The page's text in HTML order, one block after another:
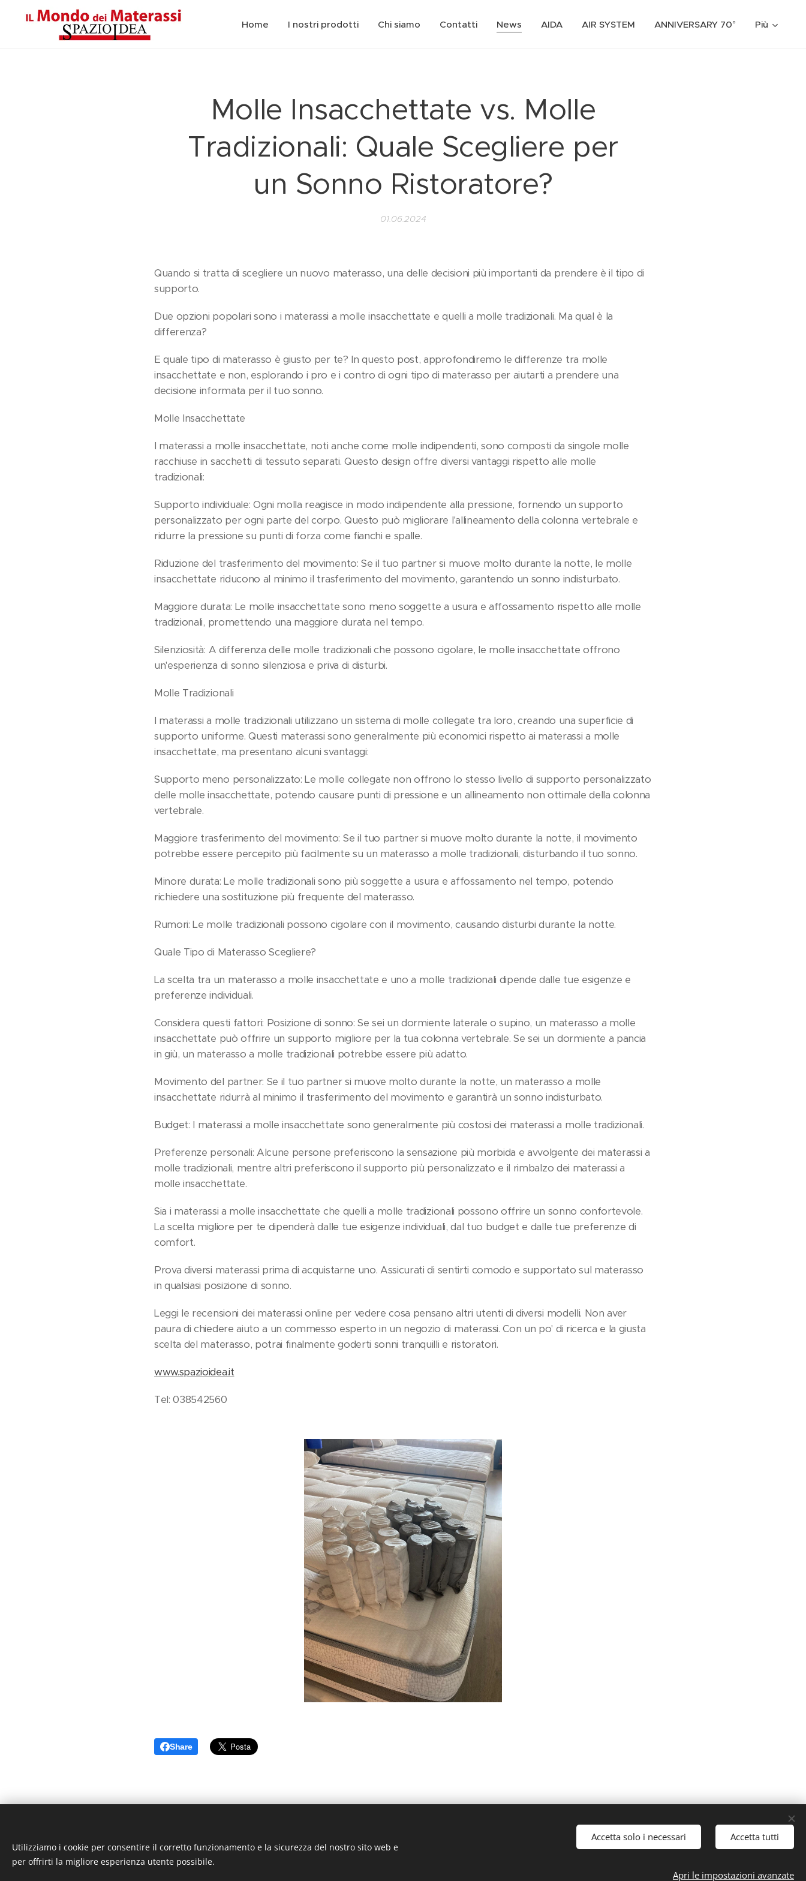
Home I nostri prodotti Chi siamo Contatti News AIDA AIR SYSTEM ANNIVERSARY 70° Più
Molle Insacchettate vs. Molle
Tradizionali: Quale Scegliere per
un Sonno Ristoratore?
01.06.2024
Quando si tratta di scegliere un nuovo materasso, una delle decisioni più importanti da prendere è il tipo di
supporto.
Due opzioni popolari sono i materassi a molle insacchettate e quelli a molle tradizionali. Ma qual è la
differenza?
E quale tipo di materasso è giusto per te? In questo post, approfondiremo le differenze tra molle
insacchettate e non, esplorando i pro e i contro di ogni tipo di materasso per aiutarti a prendere una
decisione informata per il tuo sonno.
Molle Insacchettate
I materassi a molle insacchettate, noti anche come molle indipendenti, sono composti da singole molle
racchiuse in sacchetti di tessuto separati. Questo design offre diversi vantaggi rispetto alle molle
tradizionali:
Supporto individuale: Ogni molla reagisce in modo indipendente alla pressione, fornendo un supporto
personalizzato per ogni parte del corpo. Questo può migliorare l'allineamento della colonna vertebrale e
ridurre la pressione su punti di forza come fianchi e spalle.
Riduzione del trasferimento del movimento: Se il tuo partner si muove molto durante la notte, le molle
insacchettate riducono al minimo il trasferimento del movimento, garantendo un sonno indisturbato.
Maggiore durata: Le molle insacchettate sono meno soggette a usura e affossamento rispetto alle molle
tradizionali, promettendo una maggiore durata nel tempo.
Silenziosità: A differenza delle molle tradizionali che possono cigolare, le molle insacchettate offrono
un'esperienza di sonno silenziosa e priva di disturbi.
Molle Tradizionali
I materassi a molle tradizionali utilizzano un sistema di molle collegate tra loro, creando una superficie di
supporto uniforme. Questi materassi sono generalmente più economici rispetto ai materassi a molle
insacchettate, ma presentano alcuni svantaggi:
Supporto meno personalizzato: Le molle collegate non offrono lo stesso livello di supporto personalizzato
delle molle insacchettate, potendo causare punti di pressione e un allineamento non ottimale della colonna
vertebrale.
Maggiore trasferimento del movimento: Se il tuo partner si muove molto durante la notte, il movimento
potrebbe essere percepito più facilmente su un materasso a molle tradizionali, disturbando il tuo sonno.
Minore durata: Le molle tradizionali sono più soggette a usura e affossamento nel tempo, potendo
richiedere una sostituzione più frequente del materasso.
Rumori: Le molle tradizionali possono cigolare con il movimento, causando disturbi durante la notte.
Quale Tipo di Materasso Scegliere?
La scelta tra un materasso a molle insacchettate e uno a molle tradizionali dipende dalle tue esigenze e
preferenze individuali.
Considera questi fattori: Posizione di sonno: Se sei un dormiente laterale o supino, un materasso a molle
insacchettate può offrire un supporto migliore per la tua colonna vertebrale. Se sei un dormiente a pancia
in giù, un materasso a molle tradizionali potrebbe essere più adatto.
Movimento del partner: Se il tuo partner si muove molto durante la notte, un materasso a molle
insacchettate ridurrà al minimo il trasferimento del movimento e garantirà un sonno indisturbato.
Budget: I materassi a molle insacchettate sono generalmente più costosi dei materassi a molle tradizionali.
Preferenze personali: Alcune persone preferiscono la sensazione più morbida e avvolgente dei materassi a
molle tradizionali, mentre altri preferiscono il supporto più personalizzato e il rimbalzo dei materassi a
molle insacchettate.
Sia i materassi a molle insacchettate che quelli a molle tradizionali possono offrire un sonno confortevole.
La scelta migliore per te dipenderà dalle tue esigenze individuali, dal tuo budget e dalle tue preferenze di
comfort.
Prova diversi materassi prima di acquistarne uno. Assicurati di sentirti comodo e supportato sul materasso
in qualsiasi posizione di sonno.
Leggi le recensioni dei materassi online per vedere cosa pensano altri utenti di diversi modelli. Non aver
paura di chiedere aiuto a un commesso esperto in un negozio di materassi. Con un po' di ricerca e la giusta
scelta del materasso, potrai finalmente goderti sonni tranquilli e ristoratori.
www.spazioidea.it
Tel: 038542560
Share
Utilizziamo i cookie per consentire il corretto funzionamento e la sicurezza del nostro sito web e
per offrirti la migliore esperienza utente possibile.
Accetta solo i necessari Accetta tutti
Apri le impostazioni avanzate